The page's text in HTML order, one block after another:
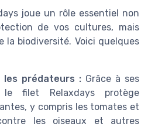
joue un rôle essentiel non
de vos cultures, mais
la biodiversité. Voici quelques
prédateurs : Grâce à ses
le filet Relaxdays protège
y compris les tomates et
les oiseaux et autres